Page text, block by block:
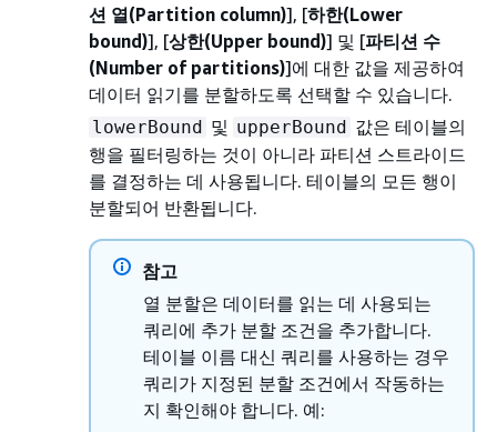
션 열(Partition column)], [하한(Lower
bound)], [상한(Upper bound)] 및 [파티션 수
(Number of partitions)]에 대한 값을 제공하여
데이터 읽기를 분할하도록 선택할 수 있습니다.
lowerBound 및 upperBound 값은 테이블의
행을 필터링하는 것이 아니라 파티션 스트라이드
를 결정하는 데 사용됩니다. 테이블의 모든 행이
분할되어 반환됩니다.
참고
열 분할은 데이터를 읽는 데 사용되는
쿼리에 추가 분할 조건을 추가합니다.
테이블 이름 대신 쿼리를 사용하는 경우
쿼리가 지정된 분할 조건에서 작동하는
지 확인해야 합니다. 예: